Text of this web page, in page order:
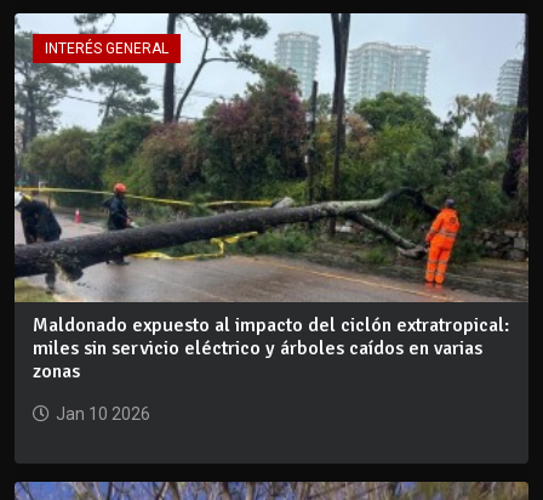
INTERÉS GENERAL
Maldonado expuesto al impacto del ciclón extratropical:
miles sin servicio eléctrico y árboles caídos en varias
zonas
Jan 10 2026